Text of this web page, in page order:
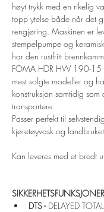
høyt trykk med en rikelig
topp ytelse både når det
rengjøring. Maskinen er
stempelpumpe og
har den rustfritt
FOMA HDR HW 190-15
mest solgte modeller og
konstruksjon samtidig som
transportere.
Passer perfekt til
kjøretøyvask og
Kan leveres med et bredt
SIKKERHETSFUNKSJONER
DTS - DELAYED